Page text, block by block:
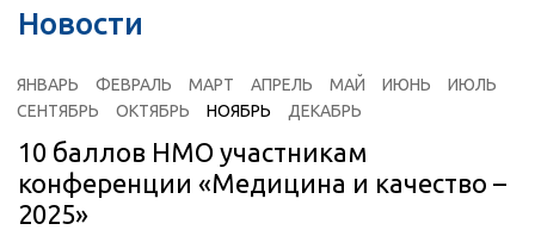
Новости
ЯНВАРЬ ФЕВРАЛЬ МАРТ АПРЕЛЬ МАЙ ИЮНЬ
ИЮЛЬ
СЕНТЯБРЬ
ОКТЯБРЬ НОЯБРЬ ДЕКАБРЬ
10 баллов НМО участникам
конференции «Медицина и качество –
2025»